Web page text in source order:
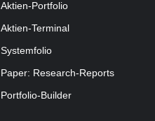
Aktien-Portfolio
Aktien-Terminal
Systemfolio
Paper: Research-Reports
Portfolio-Builder